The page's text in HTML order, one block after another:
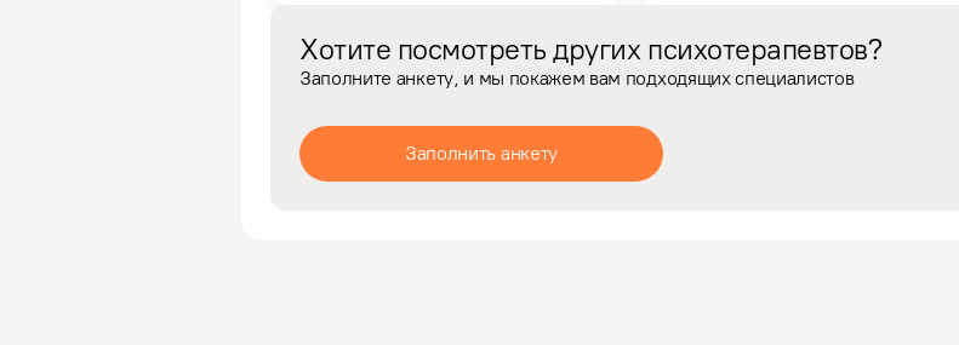
Хотите посмотреть других психотерапевтов?
Заполните анкету, и мы покажем вам подходящих специалистов
Заполнить анкету